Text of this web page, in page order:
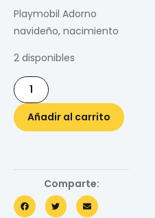
Playmobil Adorno
navideño, nacimiento
2 disponibles
Añadir al carrito
Comparte: